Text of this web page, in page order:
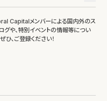
Capitalメンバーによる国内外のス
グや、特別イベントの情報等につい
ひ、ご登録ください！